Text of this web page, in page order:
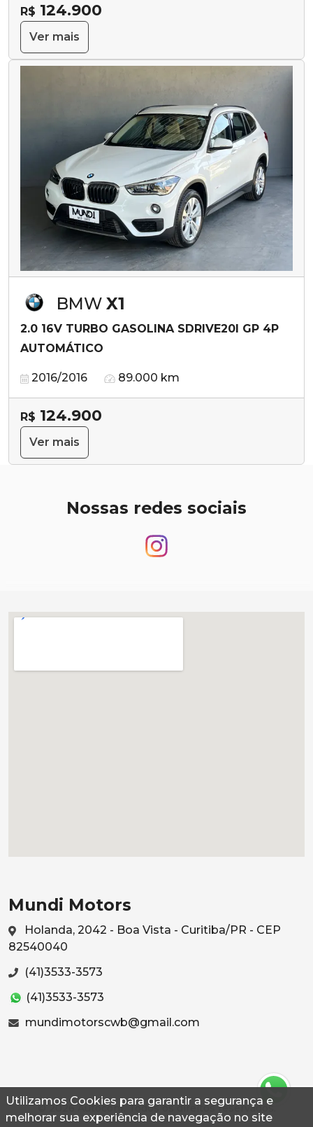
Utilizamos Cookies para garantir a segurança e
melhorar sua experiência de navegação no site
R$ 124.900
Ver mais
BMW X1
2.0 16V TURBO GASOLINA SDRIVE20I GP 4P
AUTOMÁTICO
2016/2016 89.000 km
R$ 124.900
Ver mais
Nossas redes sociais
Mundi Motors
Holanda, 2042 - Boa Vista - Curitiba/PR - CEP
82540040
(41)3533-3573
(41)3533-3573
mundimotorscwb@gmail.com
© 2026 Autoconf. Todos os direitos reservados.